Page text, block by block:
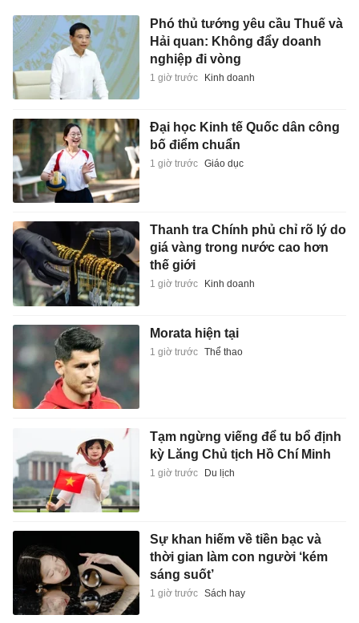
Phó thủ tướng yêu cầu Thuế và
Hải quan: Không đẩy doanh
nghiệp đi vòng
1 giờ trước Kinh doanh
Đại học Kinh tế Quốc dân công
bố điểm chuẩn
1 giờ trước Giáo dục
Thanh tra Chính phủ chỉ rõ lý do
giá vàng trong nước cao hơn
thế giới
1 giờ trước Kinh doanh
Morata hiện tại
1 giờ trước Thể thao
Tạm ngừng viếng để tu bổ định
kỳ Lăng Chủ tịch Hồ Chí Minh
1 giờ trước Du lịch
Sự khan hiếm về tiền bạc và
thời gian làm con người ‘kém
sáng suốt’
1 giờ trước Sách hay